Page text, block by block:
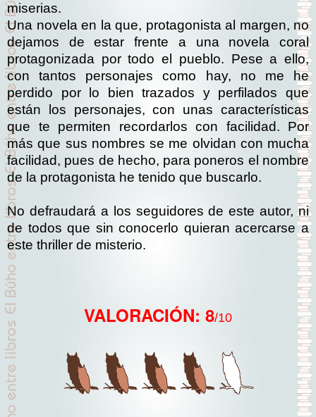
miserias.
Una novela en la que, protagonista al margen, no
dejamos de estar frente a una novela coral
protagonizada por todo el pueblo. Pese a ello,
con tantos personajes como hay, no me he
perdido por lo bien trazados y perfilados que
están los personajes, con unas características
que te permiten recordarlos con facilidad. Por
más que sus nombres se me olvidan con mucha
facilidad, pues de hecho, para poneros el nombre
de la protagonista he tenido que buscarlo.
No defraudará a los seguidores de este autor, ni
de todos que sin conocerlo quieran acercarse a
este thriller de misterio.
VALORACIÓN: 8/10